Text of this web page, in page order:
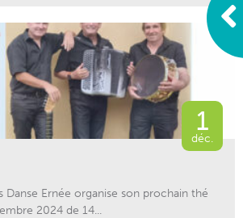
1
déc.
Danse Ernée organise son prochain thé
2024 de 14...